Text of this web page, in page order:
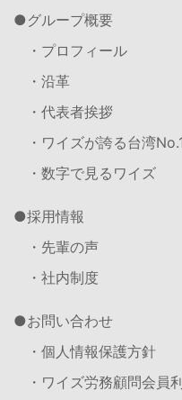
グループ概要
・プロフィール
・沿革
・代表者挨拶
・ワイズが誇る台湾
・数字で見るワイズ
採用情報
・先輩の声
・社内制度
お問い合わせ
・個人情報保護方針
・ワイズ労務顧問会員